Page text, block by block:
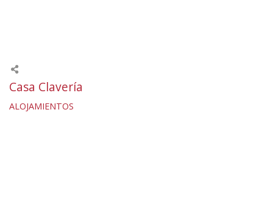
Casa Clavería
ALOJAMIENTOS